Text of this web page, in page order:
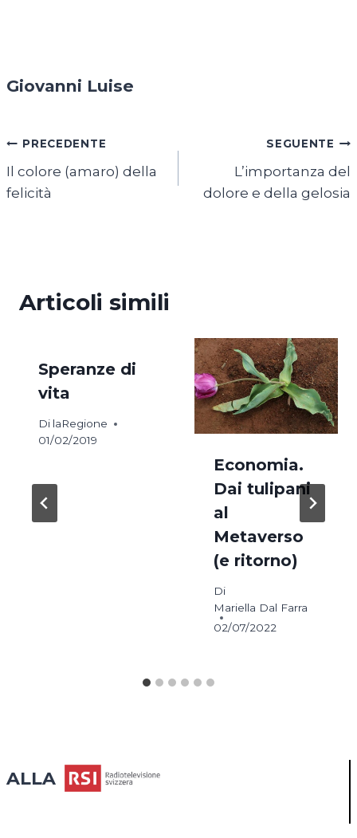
Giovanni Luise
Navigazione
articoli
PRECEDENTE
Il colore (amaro) della
felicità
SEGUENTE
L’importanza del
dolore e della gelosia
Articoli simili
Speranze di
vita
Di laRegione
01/02/2019
Economia.
Dai tulipani
al
Metaverso
(e ritorno)
Di
Mariella Dal Farra
02/07/2022
ALLA